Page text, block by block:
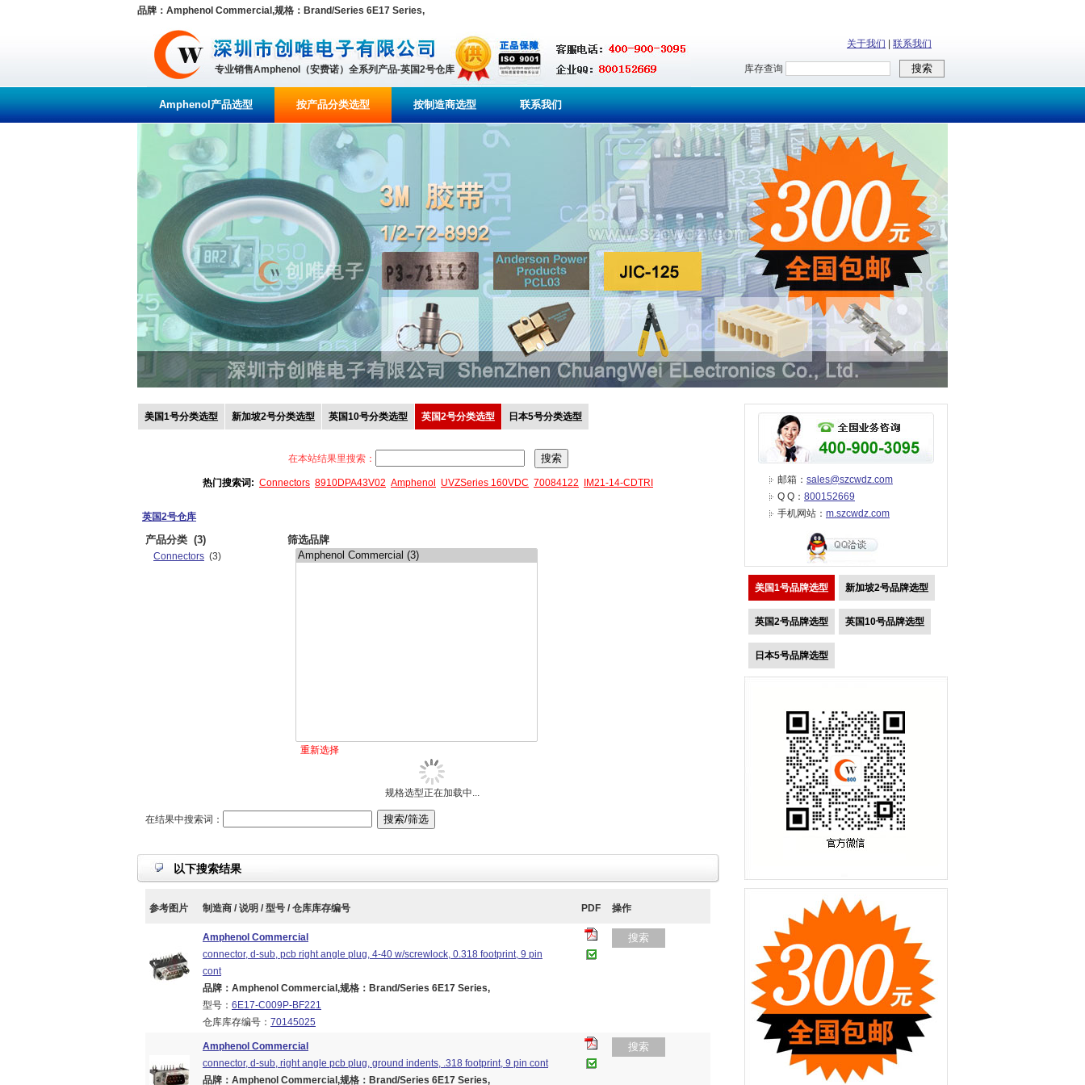
品牌：Amphenol Commercial,规格：Brand/Series 6E17 Series,
专业销售Amphenol（安费诺）全系列产品-英国2号仓库
关于我们 联系我们
库存查询
Amphenol产品选型 按产品分类选型 按制造商选型 联系我们
美国1号分类选型 新加坡2号分类选型 英国10号分类选型 英国2号分类选型 日本5号分类选型
在本站结果里搜索：
热门搜索词: Connectors 8910DPA43V02 Amphenol UVZSeries 160VDC 70084122 IM21-14-CDTRI
英国2号仓库
产品分类 (3)
Connectors (3)
筛选品牌
重新选择
规格选型正在加载中...
在结果中搜索词：
以下搜索结果
参考图片 制造商 / 说明 / 型号 / 仓库库存编号 PDF 操作
Amphenol Commercial
connector, d-sub, pcb right angle plug, 4-40 w/screwlock, 0.318 footprint, 9 pin
cont
品牌：Amphenol Commercial,规格：Brand/Series 6E17 Series,
型号： 6E17-C009P-BF221
仓库库存编号： 70145025
搜索
Amphenol Commercial
connector, d-sub, right angle pcb plug, ground indents, .318 footprint, 9 pin cont
品牌：Amphenol Commercial,规格：Brand/Series 6E17 Series,
搜索
邮箱： sales@szcwdz.com
Q Q： 800152669
手机网站： m.szcwdz.com
美国1号品牌选型 新加坡2号品牌选型
英国2号品牌选型 英国10号品牌选型
日本5号品牌选型